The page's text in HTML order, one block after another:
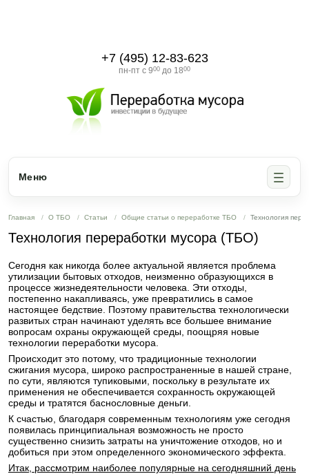
+7 (495) 12-83-623
пн-пт с 900 до 1800
Меню
Главная О ТБО Статьи Общие статьи о переработке ТБО Технология
Технология переработки мусора (ТБО)
Сегодня как никогда более актуальной является проблема
утилизации бытовых отходов, неизменно образующихся в
процессе жизнедеятельности человека. Эти отходы,
постепенно накапливаясь, уже превратились в самое
настоящее бедствие. Поэтому правительства технологически
развитых стран начинают уделять все большее внимание
вопросам охраны окружающей среды, поощряя новые
технологии переработки мусора.
Происходит это потому, что традиционные технологии
сжигания мусора, широко распространенные в нашей стране,
по сути, являются тупиковыми, поскольку в результате их
применения не обеспечивается сохранность окружающей
среды и тратятся баснословные деньги.
К счастью, благодаря современным технологиям уже сегодня
появилась принципиальная возможность не просто
существенно снизить затраты на уничтожение отходов, но и
добиться при этом определенного экономического эффекта.
Итак, рассмотрим наиболее популярные на сегодняшний день